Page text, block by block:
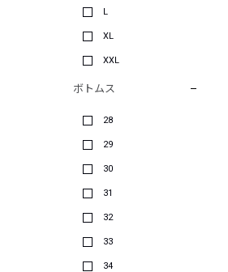
L
XL
XXL
ボトムス
28
29
30
31
32
33
34